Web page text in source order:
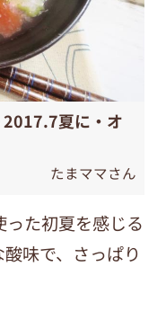
夏に・オ
たまママさん
た初夏を感じる
味で、さっぱり